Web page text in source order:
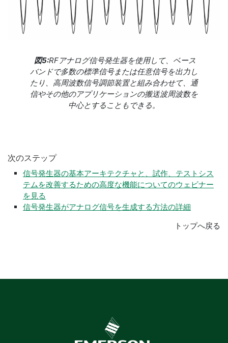
図5:RFアナログ信号発生器を使用して、ベース
バンドで多数の標準信号または任意信号を出力し
たり、高周波数信号調節装置と組み合わせて、通
信やその他のアプリケーションの搬送波周波数を
中心とすることもできる。
次のステップ
信号発生器の基本アーキテクチャと、試作、テストシス
テムを改善するための高度な機能についてのウェビナー
を見る
信号発生器がアナログ信号を生成する方法の詳細
トップへ戻る